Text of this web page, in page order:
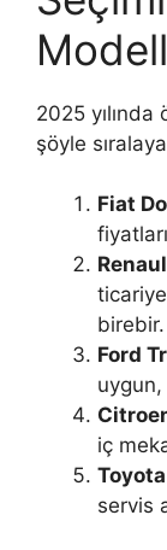
2025
şöyle
Fiat
birebir.
Ford
iç
servis